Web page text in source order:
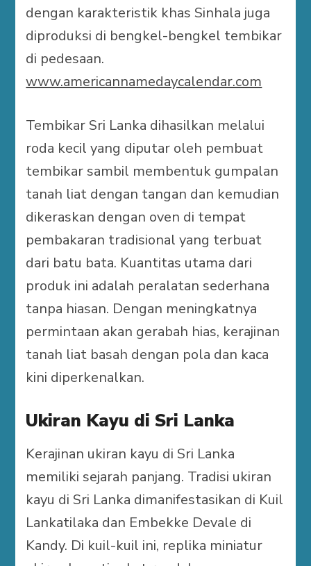
dengan karakteristik khas Sinhala juga
diproduksi di bengkel-bengkel tembikar
di pedesaan.
www.americannamedaycalendar.com
Tembikar Sri Lanka dihasilkan melalui
roda kecil yang diputar oleh pembuat
tembikar sambil membentuk gumpalan
tanah liat dengan tangan dan kemudian
dikeraskan dengan oven di tempat
pembakaran tradisional yang terbuat
dari batu bata. Kuantitas utama dari
produk ini adalah peralatan sederhana
tanpa hiasan. Dengan meningkatnya
permintaan akan gerabah hias, kerajinan
tanah liat basah dengan pola dan kaca
kini diperkenalkan.
Ukiran Kayu di Sri Lanka
Kerajinan ukiran kayu di Sri Lanka
memiliki sejarah panjang. Tradisi ukiran
kayu di Sri Lanka dimanifestasikan di Kuil
Lankatilaka dan Embekke Devale di
Kandy. Di kuil-kuil ini, replika miniatur